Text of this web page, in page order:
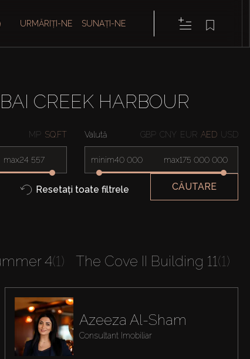
URMĂRIȚI-NE SUNAȚI-NE
CREEK HARBOUR
MP SQ.FT
max
Valută GBP CNY EUR AED USD
minim max
Resetați toate filtrele CĂUTARE
4(1) The Cove II Building 11(1)
Azeeza Al-Sham
Consultant Imobiliar